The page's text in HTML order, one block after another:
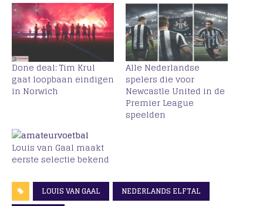
Done deal: Tim Krul
gaat loopbaan eindigen
in Norwich
Alle Nederlandse
spelers die voor
Newcastle United in de
Premier League
speelden
Louis van Gaal maakt
eerste selectie bekend
LOUIS VAN GAAL
NEDERLANDS ELFTAL